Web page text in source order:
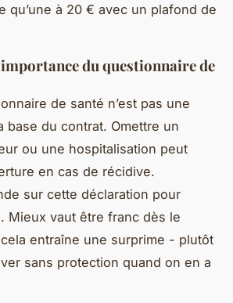
qu’une à 20 € avec un plafond de
du questionnaire de
de santé n’est pas une
base du contrat. Omettre un
ou une hospitalisation peut
en cas de récidive.
sur cette déclaration pour
Mieux vaut être franc dès le
entraîne une surprime - plutôt
sans protection quand on en a